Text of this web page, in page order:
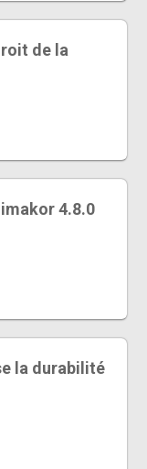
de la
4.8.0
la durabilité